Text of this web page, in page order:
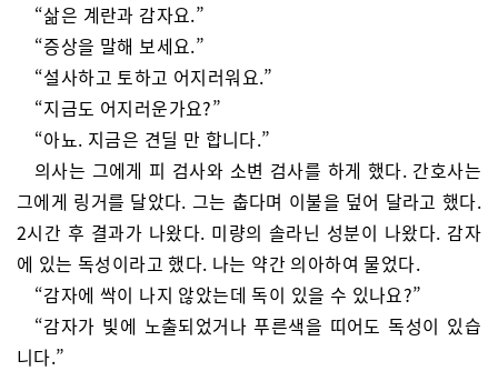
“삶은 계란과 감자요.”
“증상을 말해 보세요.”
“설사하고 토하고 어지러워요.”
“지금도 어지러운가요?”
“아뇨. 지금은 견딜 만 합니다.”
의사는 그에게 피 검사와 소변 검사를 하게 했다. 간호사는
그에게 링거를 달았다. 그는 춥다며 이불을 덮어 달라고 했다.
2시간 후 결과가 나왔다. 미량의 솔라닌 성분이 나왔다. 감자
에 있는 독성이라고 했다. 나는 약간 의아하여 물었다.
“감자에 싹이 나지 않았는데 독이 있을 수 있나요?”
“감자가 빛에 노출되었거나 푸른색을 띠어도 독성이 있습
니다.”